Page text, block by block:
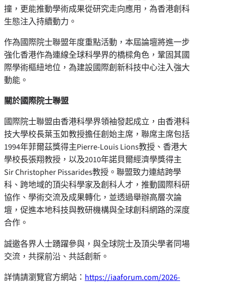
撞，更能推動學術成果從研究走向應用，為香港創科
生態注入持續動力。
作為國際院士聯盟年度重點活動，本屆論壇將進一步
強化香港作為連線全球科學界的橋樑角色，鞏固其國
際學術樞紐地位，為建設國際創新科技中心注入強大
動能。
關於國際院士聯盟
國際院士聯盟由香港科學界領袖發起成立，由香港科
技大學校長葉玉如教授擔任創始主席，聯席主席包括
1994年菲爾茲獎得主Pierre-Louis Lions教授、香港大
學校長張翔教授，以及2010年諾貝爾經濟學獎得主
Sir Christopher Pissarides教授。聯盟致力連結跨學
科、跨地域的頂尖科學家及創科人才，推動國際科研
協作、學術交流及成果轉化，並透過舉辦高層次論
壇，促進本地科技與教研機構與全球創科網路的深度
合作。
誠邀各界人士踴躍參與，與全球院士及頂尖學者同場
交流，共探前沿、共話創新。
詳情請瀏覽官方網站： https://iaaforum.com/2026-